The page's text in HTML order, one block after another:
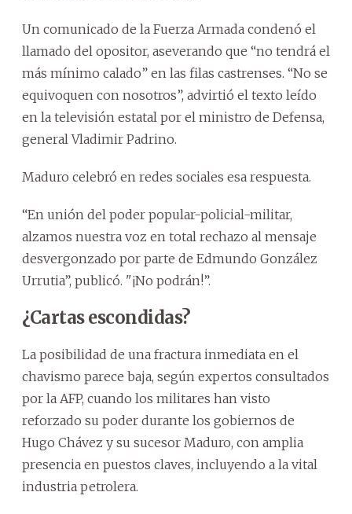
Un comunicado de la Fuerza Armada condenó el
llamado del opositor, aseverando que “no tendrá el
más mínimo calado” en las filas castrenses. “No se
equivoquen con nosotros”, advirtió el texto leído
en la televisión estatal por el ministro de Defensa,
general Vladimir Padrino.
Maduro celebró en redes sociales esa respuesta.
“En unión del poder popular-policial-militar,
alzamos nuestra voz en total rechazo al mensaje
desvergonzado por parte de Edmundo González
Urrutia”, publicó. "¡No podrán!”.
¿Cartas escondidas?
La posibilidad de una fractura inmediata en el
chavismo parece baja, según expertos consultados
por la AFP, cuando los militares han visto
reforzado su poder durante los gobiernos de
Hugo Chávez y su sucesor Maduro, con amplia
presencia en puestos claves, incluyendo a la vital
industria petrolera.